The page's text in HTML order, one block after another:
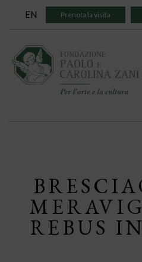
EN Prenota la visita
REBUS